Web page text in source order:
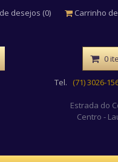
desejos (0) Carrinho
Tel. (71) 3026-
Estrada do
Centro -
0